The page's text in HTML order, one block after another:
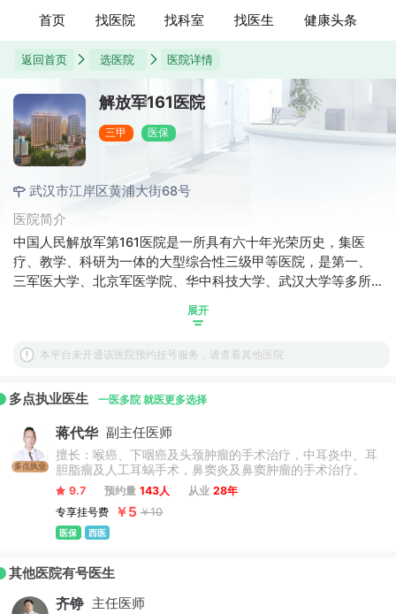
首页 找医院 找科室 找医生 健康头条
返回首页 选医院 医院详情
解放军161医院
三甲 医保
武汉市江岸区黄浦大街68号
医院简介
中国人民解放军第161医院是一所具有六十年光荣历史，集医
疗、教学、科研为一体的大型综合性三级甲等医院，是第一、
三军医大学、北京军医学院、华中科技大学、武汉大学等多所
民解放军总后勤部评为全军"白求恩杯"优质服务先进单位，是武
点医院。
展开
本平台未开通该医院预约挂号服务，请查看其他医院
多点执业医生 一医多院 就医更多选择
多点执业
蒋代华 副主任医师
擅长：喉癌、下咽癌及头颈肿瘤的手术治疗，中耳炎中、耳
胆脂瘤及人工耳蜗手术，鼻窦炎及鼻窦肿瘤的手术治疗。
9.7 预约量 143人 从业 28年
专享挂号费
￥5 ￥10
医保 西医
其他医院有号医生
齐铮 主任医师